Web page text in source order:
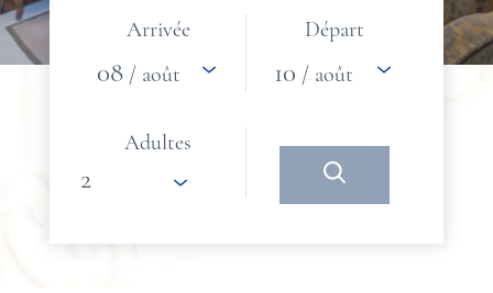
Arrivée
08 / août
Départ
10 / août
Adultes